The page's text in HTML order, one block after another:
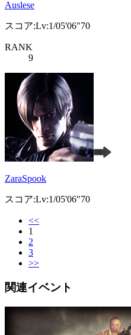
Auslese
スコア:Lv:1/05'06"70
RANK
9
ZaraSpook
スコア:Lv:1/05'06"70
<<
1
2
3
>>
関連イベント